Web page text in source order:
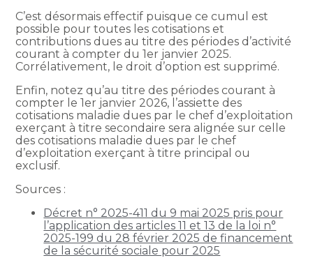
C’est désormais effectif puisque ce cumul est
possible pour toutes les cotisations et
contributions dues au titre des périodes d’activité
courant à compter du 1er janvier 2025.
Corrélativement, le droit d’option est supprimé.
Enfin, notez qu’au titre des périodes courant à
compter le 1er janvier 2026, l’assiette des
cotisations maladie dues par le chef d’exploitation
exerçant à titre secondaire sera alignée sur celle
des cotisations maladie dues par le chef
d’exploitation exerçant à titre principal ou
exclusif.
Sources :
Décret n° 2025-411 du 9 mai 2025 pris pour
l’application des articles 11 et 13 de la loi n°
2025-199 du 28 février 2025 de financement
de la sécurité sociale pour 2025